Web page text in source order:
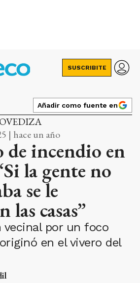
SUSCRIBITE
Añadir como fuente en
| hace un año
incendio en
la gente no
se le
las casas”
vecinal por un foco
en el vivero del